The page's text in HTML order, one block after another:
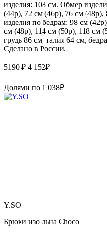
изделия: 108 см. Обмер
(44р), 72 см (46р), 76 см
изделия по бедрам: 98 см
см (48р), 114 см (50р), 118 см
грудь 86 см, талия 64 см,
Сделано в России.
5190 ₽ 4 152₽
Долями по 1 038₽
Y.SO
Брюки изо льна Choco